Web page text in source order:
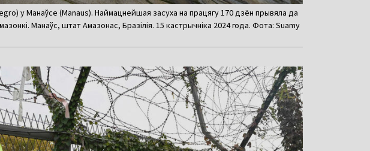
у Манаўсе (Manaus). Наймацнейшая засуха на працягу 170 дзён прывяла да
Манаўс, штат Амазонас, Бразілія. 15 кастрычніка 2024 года. Фота: Suamy